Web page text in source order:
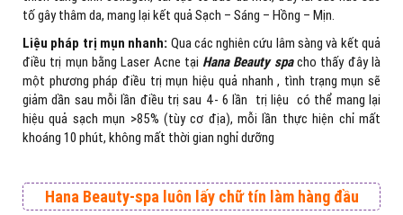
tố gây thâm da, mang lại kết quả Sạch – Sáng – Hồng – Mịn.
Liệu pháp trị mụn nhanh: Qua các nghiên cứu lâm sàng và kết quả
điều trị mụn bằng Laser Acne tại Hana Beauty spacho thấy đây là
một phương pháp điều trị mụn hiệu quả nhanh , tình trạng mụn sẽ
giảm dần sau mỗi lần điều trị sau 4- 6 lần trị liệu có thể mang lại
hiệu quả sạch mụn >85% (tùy cơ địa), mỗi lần thực hiện chỉ mất
khoáng 10 phút, không mất thời gian nghỉ dưỡng
Hana Beauty-spa luôn lấy chữ tín làm hàng đầu